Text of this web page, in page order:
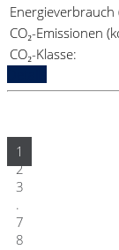
CO₂-Emissionen
CO₂-Klasse:
1
2
3
.
7
8